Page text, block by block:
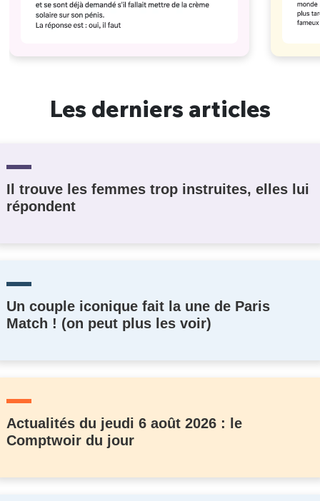
Les derniers articles
Il trouve les femmes trop instruites, elles lui
répondent
Un couple iconique fait la une de Paris
Match ! (on peut plus les voir)
Actualités du jeudi 6 août 2026 : le
Comptwoir du jour